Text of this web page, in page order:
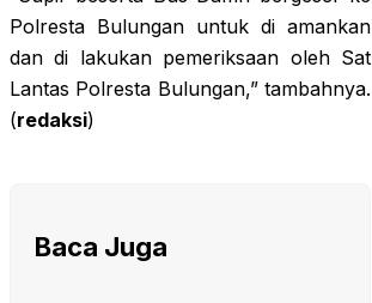
Polresta Bulungan untuk di amankan
dan di lakukan pemeriksaan oleh Sat
Lantas Polresta Bulungan,” tambahnya.
(redaksi)
Baca Juga